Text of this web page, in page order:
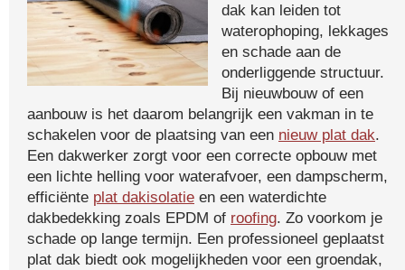
dak kan leiden tot
waterophoping, lekkages
en schade aan de
onderliggende structuur.
Bij nieuwbouw of een
aanbouw is het daarom belangrijk een vakman in te
schakelen voor de plaatsing van een nieuw plat dak.
Een dakwerker zorgt voor een correcte opbouw met
een lichte helling voor waterafvoer, een dampscherm,
efficiënte plat dakisolatie en een waterdichte
dakbedekking zoals EPDM of roofing. Zo voorkom je
schade op lange termijn. Een professioneel geplaatst
plat dak biedt ook mogelijkheden voor een groendak,